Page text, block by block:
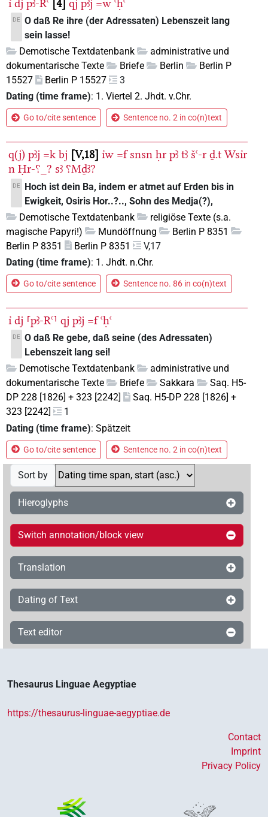
ı͗ dj pꜣ-Rꜥ 4 qj pꜣj =w ꜥḥꜥ
DE O daß Re ihre (der Adressaten) Lebenszeit lang
sein lasse!
Demotische Textdatenbank
administrative und
dokumentarische Texte
Briefe Berlin
Berlin P
15527
Berlin P 15527
3
Dating (time frame): 1. Viertel 2. Jhdt. v.Chr.
Go to/cite sentence Sentence no. 2 in co(n)text
q(j) pꜣj =k bj V,18 ı͗w =f snsn ḥr pꜣ tꜣ šꜥ-r ḏ.t Wsı͗r
n Ḥr-⸮_? sꜣ ⸮Mḏꜣ?
DE
Hoch ist dein Ba, indem er atmet auf Erden bis in
Ewigkeit, Osiris Hor..?.., Sohn des Medja(?),
Demotische Textdatenbank
religiöse Texte (s.a.
magische Papyri!)
Mundöffnung
Berlin P 8351
Berlin P 8351
Berlin P 8351
V,17
Dating (time frame): 1. Jhdt. n.Chr.
Go to/cite sentence Sentence no. 86 in co(n)text
ı͗ dj ⸢pꜣ-Rꜥ⸣ qj pꜣj =f ꜥḥꜥ
DE O daß Re gebe, daß seine (des Adressaten)
Lebenszeit lang sei!
Demotische Textdatenbank
administrative und
dokumentarische Texte
Briefe Sakkara
Saq. H5-
DP 228 [1826] + 323 [2242]
Saq. H5-DP 228 [1826] +
323 [2242]
1
Dating (time frame): Spätzeit
Go to/cite sentence Sentence no. 2 in co(n)text
Sort by
Hieroglyphs
Switch annotation/block view
Translation
Dating of Text
Text editor
Thesaurus Linguae Aegyptiae
https://thesaurus-linguae-aegyptiae.de
Contact
Imprint
Privacy Policy